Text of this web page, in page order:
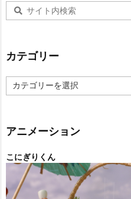
カテゴリー
テ
ー
アニメーション
こにぎりくん